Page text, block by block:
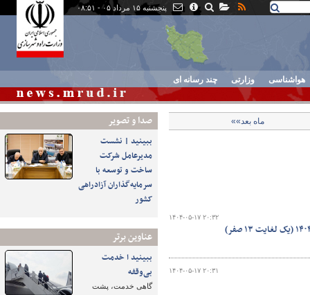
پنجشنبه ۱۵ مرداد ۰۵ - ۰۸:۵۱
هواشناسی وزارتی چند رسانه ای
صدا و تصوير
ببینید | نشست
مدیرعامل شرکت
ساخت و توسعه با
سرمایه‌گذاران آزادراهی
کشور
عناوین برتر
ببینید ا خدمت
بی‌وقفه
گاهی خدمت، پشت
ماه بعد»»
۱۴۰۴-۰۵-۱۷ ۲۰:۳۲
۱۴۰۴-۰۵-۱۷ ۲۰:۳۱